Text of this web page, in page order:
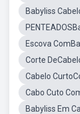
Babyliss
Escova
Corte
Cabelo
Cabo Cuto
Babyliss Em